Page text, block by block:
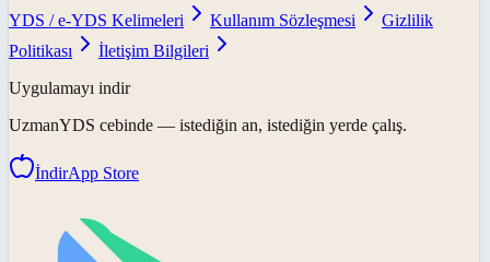
YDS / e-YDS Kelimeleri
Kullanım Sözleşmesi
Gizlilik
Politikası
İletişim Bilgileri
Uygulamayı indir
UzmanYDS cebinde — istediğin an, istediğin yerde çalış.
İndirApp Store